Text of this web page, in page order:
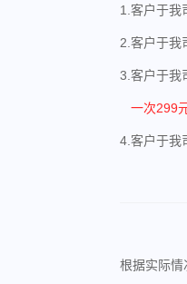
1.客户于我
2.客户于我
3.客户于我
一次299
4.客户于我
根据实际情